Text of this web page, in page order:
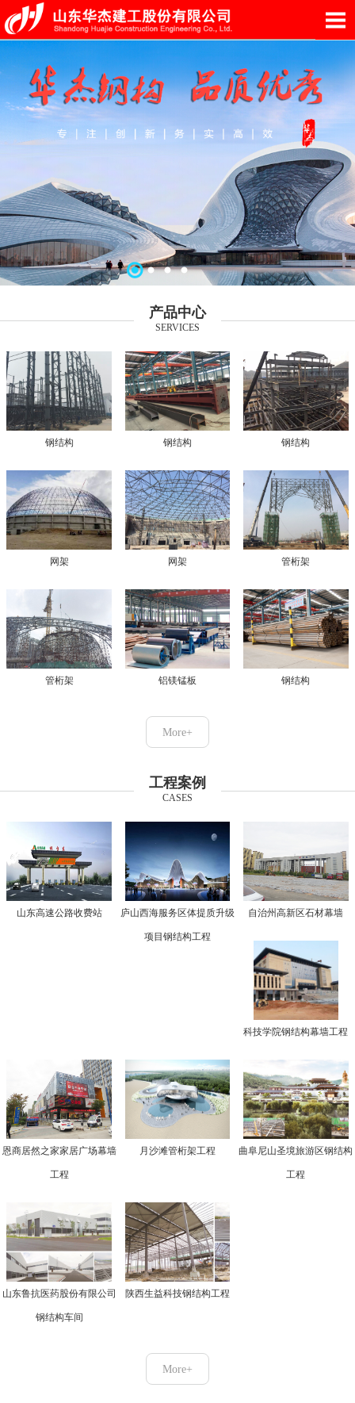
产品中心
SERVICES
钢结构 钢结构 钢结构
网架 网架 管桁架
管桁架 铝镁锰板 钢结构
More+
工程案例
CASES
山东高速公路收费站 庐山西海服务区体提质升级
项目钢结构工程
自治州高新区石材幕墙
科技学院钢结构幕墙工程
恩商居然之家家居广场幕墙
工程
月沙滩管桁架工程 曲阜尼山圣境旅游区钢结构
工程
山东鲁抗医药股份有限公司
钢结构车间
陕西生益科技钢结构工程
More+